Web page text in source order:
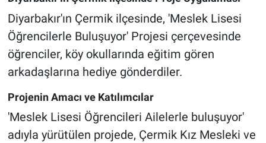
Diyarbakır'ın Çermik ilçesinde, 'Meslek Lisesi
Öğrencilerle Buluşuyor' Projesi çerçevesinde
öğrenciler, köy okullarında eğitim gören
arkadaşlarına hediye gönderdiler.
Projenin Amacı ve Katılımcılar
'Meslek Lisesi Öğrencileri Ailelerle buluşuyor'
adıyla yürütülen projede, Çermik Kız Mesleki ve